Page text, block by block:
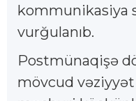
kommunikasiya
vurğulanıb.
Postmünaqişə
mövcud vəziyyət